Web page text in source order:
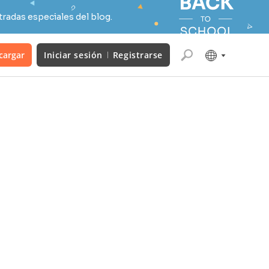
especiales del blog.
Iniciar sesión Registrarse